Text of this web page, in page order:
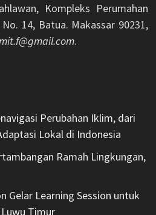
Kompleks Perumahan
14, Batua. Makassar 90231,
.
Perubahan Iklim, dari
Lokal di Indonesia
Ramah Lingkungan,
Gelar Learning Session untuk
Timur